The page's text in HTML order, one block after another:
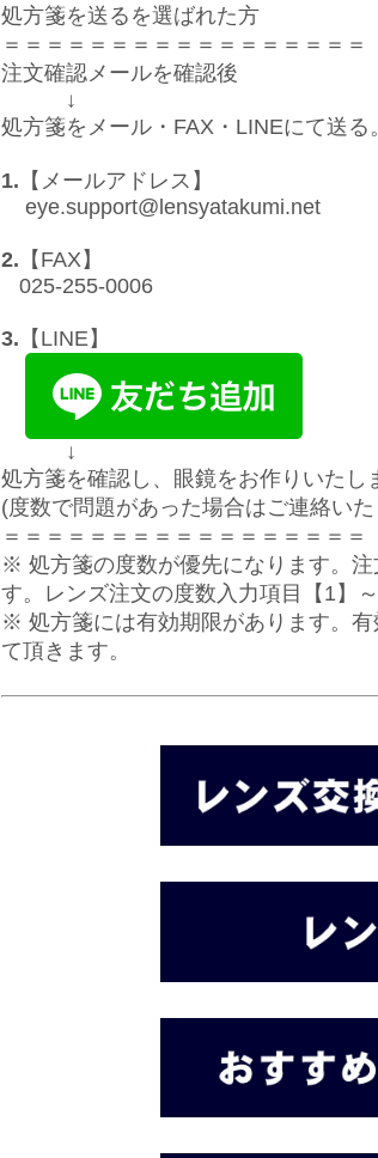
処方箋を送るを選ばれた方
＝＝＝＝＝＝＝＝＝＝＝＝＝＝＝＝＝
注文確認メールを確認後
↓
処方箋をメール・FAX・LINEにて送る。
1. 【メールアドレス】
eye.support@lensyatakumi.net
2. 【FAX】
025-255-0006
3. 【LINE】
↓
処方箋を確認し、眼鏡をお作りいたし
(度数で問題があった場合はご連絡い
＝＝＝＝＝＝＝＝＝＝＝＝＝＝＝＝＝
※ 処方箋の度数が優先になります。 注
す。レンズ注文の度数入力項目【1】
※ 処方箋には有効期限があります。
て頂きます。